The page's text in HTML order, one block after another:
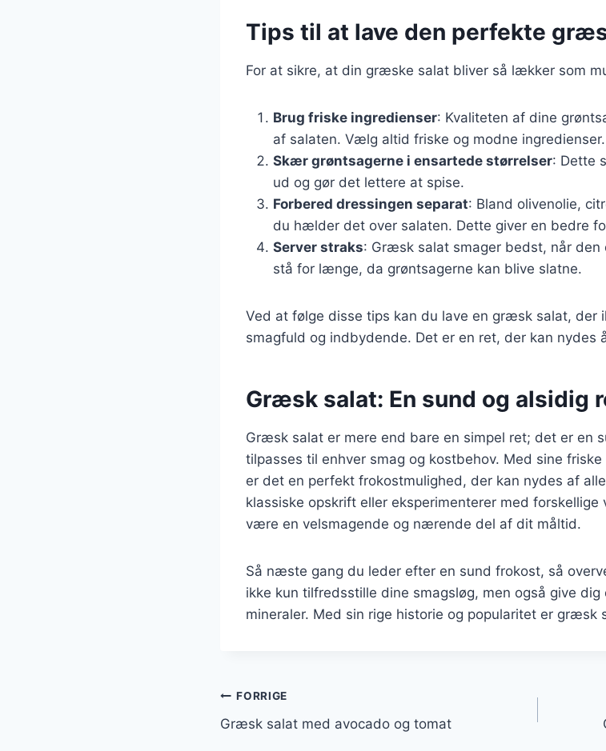
Tips til at lave den perfekte
For at sikre, at din græske salat bliver så lækker som
Brug friske ingredienser: Kvaliteten af dine
af salaten. Vælg altid friske og modne ingredienser.
Skær grøntsagerne i ensartede størrelser: Dette
ud og gør det lettere at spise.
Forbered dressingen separat: Bland olivenolie,
du hælder det over salaten. Dette giver en bedre
Server straks: Græsk salat smager bedst, når
stå for længe, da grøntsagerne kan blive slatne.
Ved at følge disse tips kan du lave en græsk salat, der
smagfuld og indbydende. Det er en ret, der kan nydes
Græsk salat: En sund og alsidig
Græsk salat er mere end bare en simpel ret; det er en
tilpasses til enhver smag og kostbehov. Med sine
er det en perfekt frokostmulighed, der kan nydes af
klassiske opskrift eller eksperimenterer med
være en velsmagende og nærende del af dit måltid.
Så næste gang du leder efter en sund frokost, så
ikke kun tilfredsstille dine smagsløg, men også give
mineraler. Med sin rige historie og popularitet er græsk
Indlægsnavigation
FORRIGE
Græsk salat med avocado og tomat